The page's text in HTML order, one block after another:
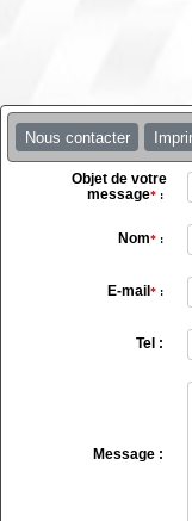
Nous contacter
Objet de votre
message*:
Nom*:
E-mail *:
Tel :
Message :